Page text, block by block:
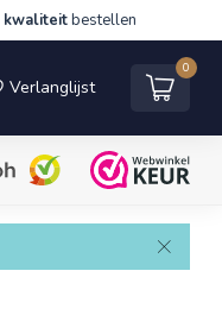
kwaliteitbestellen
Verlanglijst
0